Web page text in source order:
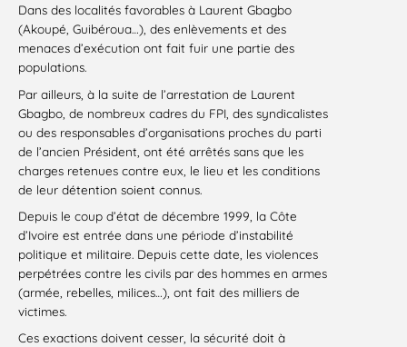
Dans des localités favorables à Laurent Gbagbo
(Akoupé, Guibéroua…), des enlèvements et des
menaces d’exécution ont fait fuir une partie des
populations.
Par ailleurs, à la suite de l’arrestation de Laurent
Gbagbo, de nombreux cadres du FPI, des syndicalistes
ou des responsables d’organisations proches du parti
de l’ancien Président, ont été arrêtés sans que les
charges retenues contre eux, le lieu et les conditions
de leur détention soient connus.
Depuis le coup d’état de décembre 1999, la Côte
d’Ivoire est entrée dans une période d’instabilité
politique et militaire. Depuis cette date, les violences
perpétrées contre les civils par des hommes en armes
(armée, rebelles, milices…), ont fait des milliers de
victimes.
Ces exactions doivent cesser, la sécurité doit à